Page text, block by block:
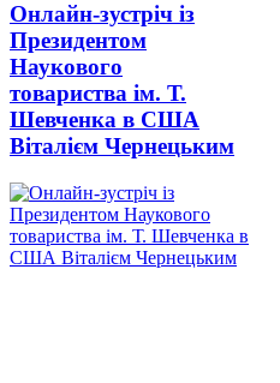
Онлайн-зустріч із
Президентом
Наукового
товариства ім. Т.
Шевченка в США
Віталієм Чернецьким